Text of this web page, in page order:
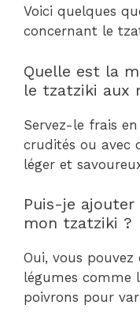
Voici quelques
concernant le
Quelle est la
le tzatziki aux
Servez-le frais
crudités ou avec
léger et
Puis-je ajouter
mon tzatziki ?
Oui, vous pouvez
légumes comme
poivrons pour